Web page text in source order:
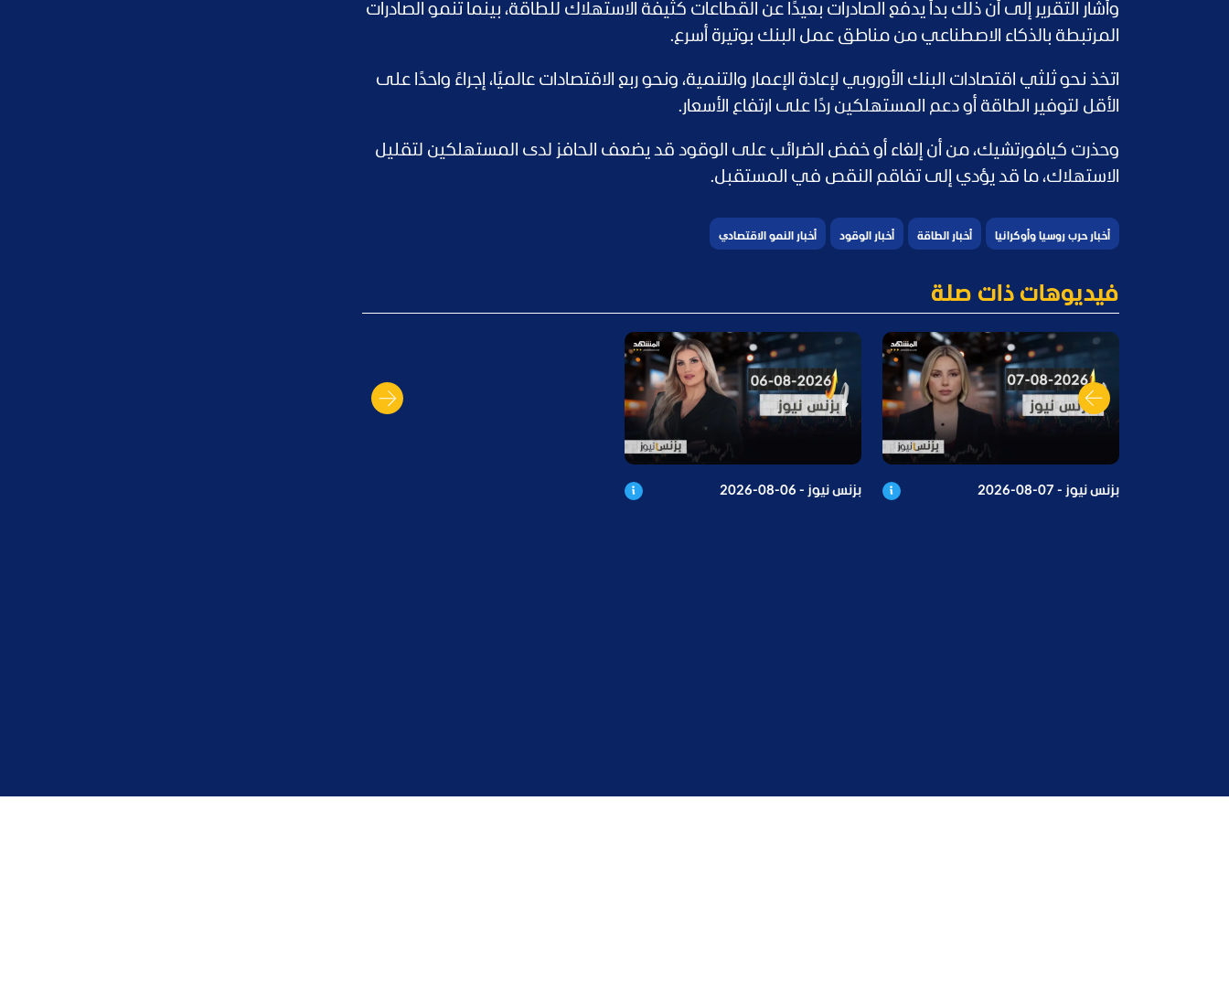
وأشار التقرير إلى أن ذلك بدأ يدفع الصادرات بعيدًا عن القطاعات كثيفة الاستهلاك للطاقة، بينما تنمو الصادرات
المرتبطة بالذكاء الاصطناعي من مناطق عمل البنك بوتيرة أسرع.
اتخذ نحو ثلثي اقتصادات البنك الأوروبي لإعادة الإعمار والتنمية، ونحو ربع الاقتصادات عالميًا، إجراءً واحدًا على
الأقل لتوفير الطاقة أو دعم المستهلكين ردًا على ارتفاع الأسعار.
وحذرت كيافورتشيك، من أن إلغاء أو خفض الضرائب على الوقود قد يضعف الحافز لدى المستهلكين لتقليل
الاستهلاك، ما قد يؤدي إلى تفاقم النقص في المستقبل.
أخبار حرب روسيا وأوكرانيا أخبار الطاقة أخبار الوقود أخبار النمو الاقتصادي
فيديوهات ذات صلة
بزنس نيوز - 07-08-2026 بزنس نيوز - 06-08-2026